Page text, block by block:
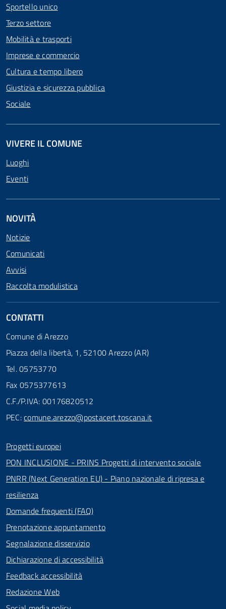
Sportello unico
Terzo settore
Mobilità e trasporti
Imprese e commercio
Cultura e tempo libero
Giustizia e sicurezza pubblica
Sociale
VIVERE IL COMUNE
Luoghi
Eventi
NOVITÀ
Notizie
Comunicati
Avvisi
Raccolta modulistica
CONTATTI
Comune di Arezzo
Piazza della libertà, 1, 52100 Arezzo (AR)
Tel. 05753770
Fax 0575377613
C.F./P.IVA: 00176820512
PEC:comune.arezzo@postacert.toscana.it
Progetti europei
PON INCLUSIONE - PRINS Progetti di intervento sociale
PNRR (Next Generation EU) - Piano nazionale di ripresa e
resilienza
Domande frequenti (FAQ)
Prenotazione appuntamento
Segnalazione disservizio
Dichiarazione di accessibilità
Feedback accessibilità
Redazione Web